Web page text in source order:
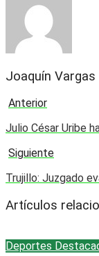
Joaquín Vargas
Anterior
Julio César Uribe
Siguiente
Trujillo: Juzgado
Artículos
Deportes